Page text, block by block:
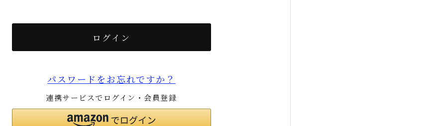
ログイン
パスワードをお忘れですか？
連携サービスでログイン・会員登録